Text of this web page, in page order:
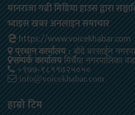
मानराजा गढी मिडिया हाउस द्वारा
भ्वाइस खबर अनलाइन समाचार
https://www.voicekhabar.com
प्रधान कार्यालय : बोदे बरसाईन
सम्पर्क कार्यालयमिर्चैया नगरपालिका
+९७७-९८११७२५०५०
info@voicekhabar.com
हाम्रो टिम